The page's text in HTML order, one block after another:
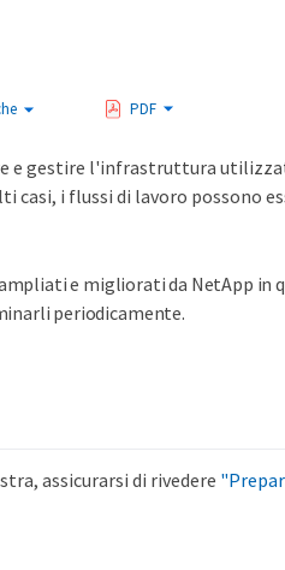
PDF
e gestire l'infrastruttura
casi, i flussi di lavoro possono
e migliorati da NetApp in
periodicamente.
assicurarsi di rivedere